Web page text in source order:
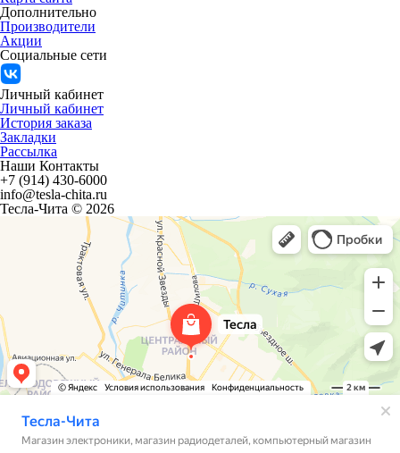
Дополнительно
Производители
Акции
Социальные сети
Личный кабинет
Личный кабинет
История заказа
Закладки
Рассылка
Наши Контакты
+7 (914) 430-6000
info@tesla-chita.ru
Тесла-Чита © 2026